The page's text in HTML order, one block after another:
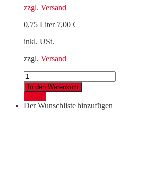
zzgl. Versand
0,75 Liter 7,00 €
inkl. USt.
zzgl. Versand
Herztröpferl
Rot
2024
Menge
In den Warenkorb
Der Wunschliste hinzufügen